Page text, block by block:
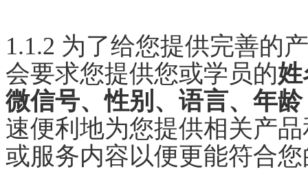
1.1.2 为了给您提供完善的
会要求您提供您或学员的
微信号、性别、语言、年龄
速便利地为您提供相关产品
或服务内容以便更能符合